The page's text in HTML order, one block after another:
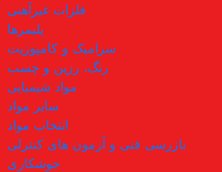
فلزات غیرآهنی
پلیمرها
سرامیک و کامپوزیت
رنگ، رزین و چسب
مواد شیمیایی
سایر مواد
انتخاب مواد
بازرسی فنی و آزمون های کنترلی
جوشکاری